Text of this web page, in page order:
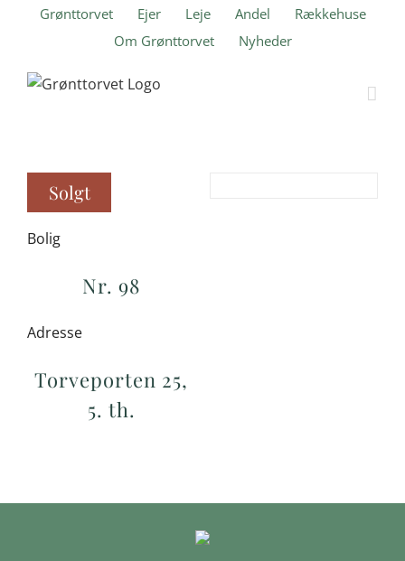
Grønttorvet Ejer Leje Andel
Rækkehuse
Om Grønttorvet
Nyheder
Solgt
Bolig
Nr. 98
Adresse
Torveporten 25,
5. th.